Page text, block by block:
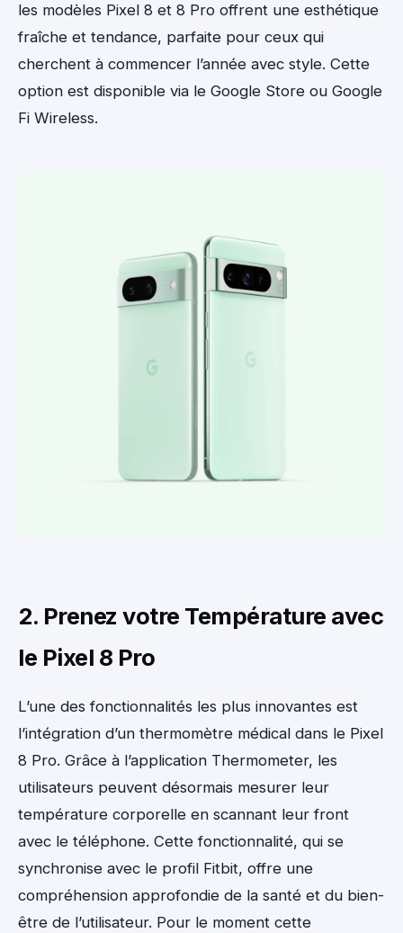
les modèles Pixel 8 et 8 Pro offrent une esthétique
fraîche et tendance, parfaite pour ceux qui
cherchent à commencer l’année avec style. Cette
option est disponible via le Google Store ou Google
Fi Wireless.
2. Prenez votre Température avec
le Pixel 8 Pro
L’une des fonctionnalités les plus innovantes est
l’intégration d’un thermomètre médical dans le Pixel
8 Pro. Grâce à l’application Thermometer, les
utilisateurs peuvent désormais mesurer leur
température corporelle en scannant leur front
avec le téléphone. Cette fonctionnalité, qui se
synchronise avec le profil Fitbit, offre une
compréhension approfondie de la santé et du bien-
être de l’utilisateur. Pour le moment cette